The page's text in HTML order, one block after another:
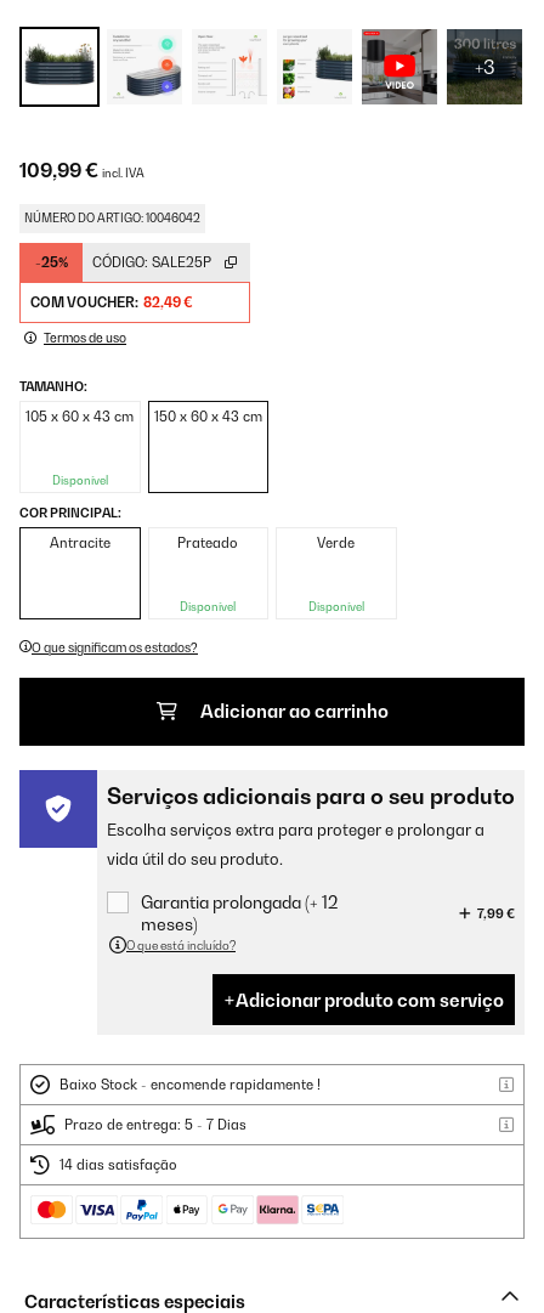
+3
109,99 € incl. IVA
NÚMERO DO ARTIGO: 10046042
-25% CÓDIGO: SALE25P
COM VOUCHER: 82,49 €
Termos de uso
TAMANHO:
105 x 60 x 43 cm
Disponível
150 x 60 x 43 cm
COR PRINCIPAL:
Antracite Prateado
Disponível
Verde
Disponível
O que significam os estados?
Adicionar ao carrinho
Serviços adicionais para o seu produto
Escolha serviços extra para proteger e prolongar a
vida útil do seu produto.
Garantia prolongada (+ 12
meses)
7,99 €
O que está incluído?
Adicionar produto com serviço
Baixo Stock - encomende rapidamente !
Prazo de entrega: 5 - 7 Dias
14 dias satisfação
Características especiais